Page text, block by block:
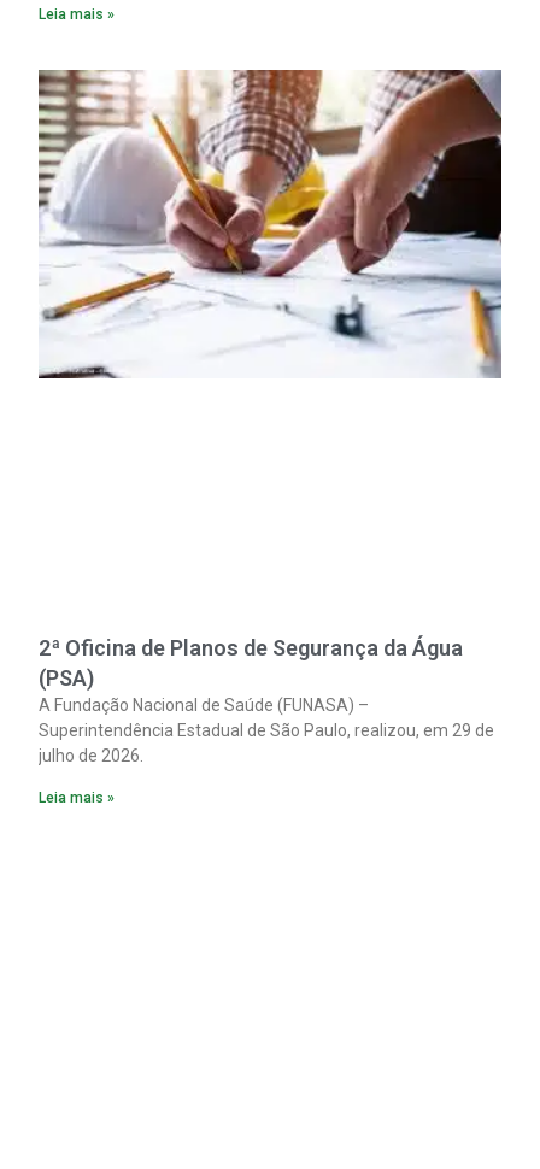
Leia mais »
2ª Oficina de Planos de Segurança da Água
(PSA)
A Fundação Nacional de Saúde (FUNASA) –
Superintendência Estadual de São Paulo, realizou, em 29 de
julho de 2026.
Leia mais »